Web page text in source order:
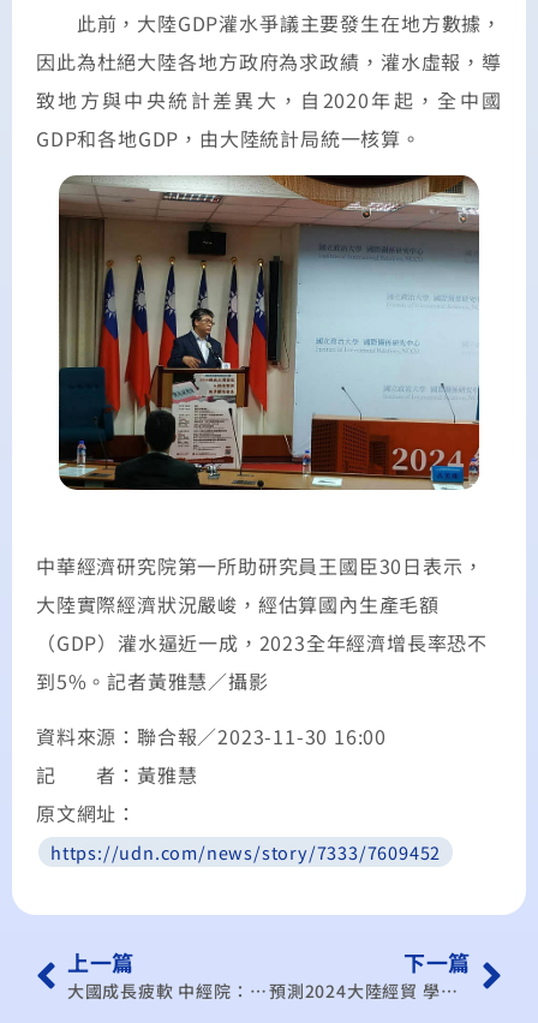
此前，大陸GDP灌水爭議主要發生在地方數據，
因此為杜絕大陸各地方政府為求政績，灌水虛報，導
致地方與中央統計差異大，自2020年起，全中國
GDP和各地GDP，由大陸統計局統一核算。
中華經濟研究院第一所助研究員王國臣30日表示，
大陸實際經濟狀況嚴峻，經估算國內生產毛額
（GDP）灌水逼近一成，2023全年經濟增長率恐不
到5%。記者黃雅慧／攝影
資料來源：聯合報／2023-11-30 16:00
記 者：黃雅慧
原文網址：
https://udn.com/news/story/7333/7609452
上一篇
大國成長疲軟 中經院：明年全球虛弱復甦
下一篇
預測2024大陸經貿 學者：仍面臨房地產泡沫化等挑戰